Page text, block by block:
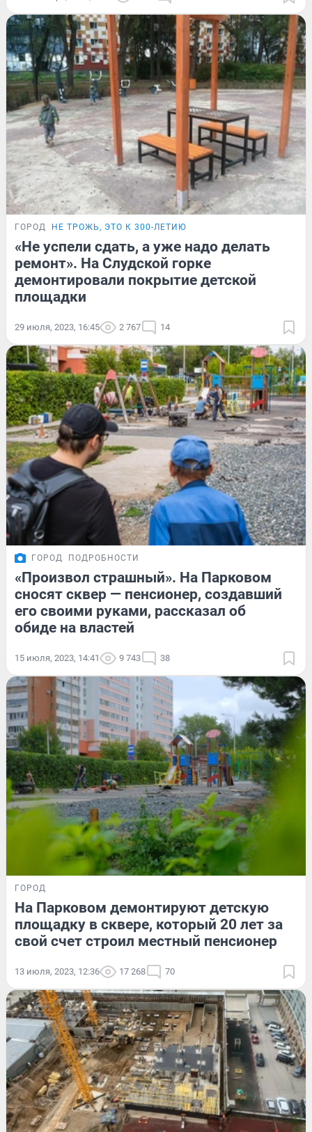
ГОРОД НЕ ТРОЖЬ, ЭТО К 300-ЛЕТИЮ
«Не успели сдать, а уже надо делать
ремонт». На Слудской горке
демонтировали покрытие детской
площадки
29 июля, 2023, 16:45 2 767 14
ГОРОД ПОДРОБНОСТИ
«Произвол страшный». На Парковом
сносят сквер — пенсионер, создавший
его своими руками, рассказал об
обиде на властей
15 июля, 2023, 14:41 9 743 38
ГОРОД
На Парковом демонтируют детскую
площадку в сквере, который 20 лет за
свой счет строил местный пенсионер
13 июля, 2023, 12:36 17 268 70